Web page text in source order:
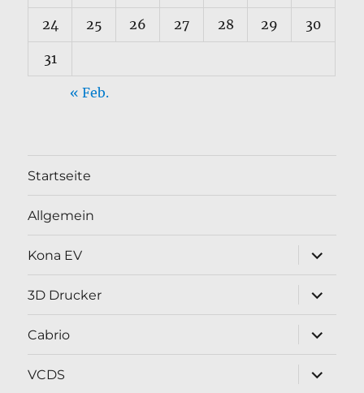
24 25 26 27 28 29 30
31
« Feb.
Startseite
Allgemein
Kona EV
öffnen
3D Drucker
öffnen
Cabrio
öffnen
VCDS
öffnen